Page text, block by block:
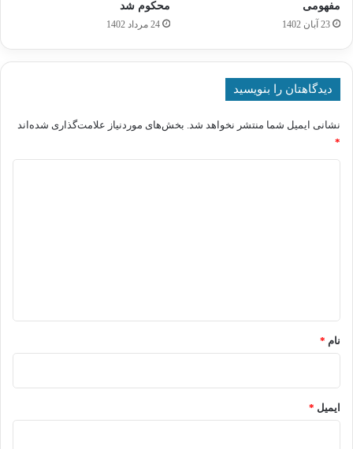
مفهومی
23 آبان 1402
محکوم شد
24 مرداد 1402
دیدگاهتان را بنویسید
نشانی ایمیل شما منتشر نخواهد شد. بخش‌های موردنیاز علامت‌گذاری شده‌اند
*
نام *
ایمیل *